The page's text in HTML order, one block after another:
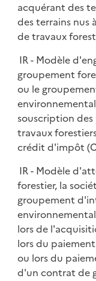
acquérant des
des terrains nus
de travaux
IR - Modèle
groupement
ou le
souscription des
travaux
crédit d'impôt
IR - Modèle
forestier, la
groupement
lors de
lors du
ou lors du
d'un contrat de